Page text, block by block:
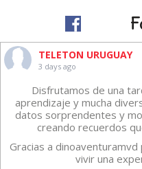
TELETON URUGUAY
3 days ago
Disfrutamos de una
aprendizaje y mucha
datos sorprendentes y
creando recuerdos
Gracias a
vivir una